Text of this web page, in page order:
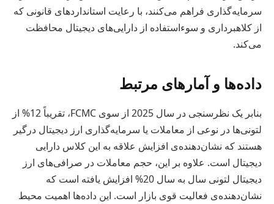
سرمایه‌گذاری فراهم می‌کنند، با رعایت استانداردهای قانونی که
از کلاهبرداری و سوءاستفاده از دارایی‌های دیجیتال محافظت
می‌کند.
داده‌ها و آمارهای مرتبط
بنابر یک نظرسنجی در سال 2025 از سوی FCMC، تقریباً 12% از
لتونی‌ها در نوعی از معاملات یا سرمایه‌گذاری ارز دیجیتال درگیر
هستند که نشان‌دهنده‌ی افزایش علاقه به این کلاس دارایی
دیجیتال است. علاوه بر این، حجم معاملات در صرافی‌های ارز
دیجیتال لتونی سال به سال 20% افزایش یافته است که
نشان‌دهنده‌ی فعالیت قوی بازار است. این داده‌ها اهمیت محیط